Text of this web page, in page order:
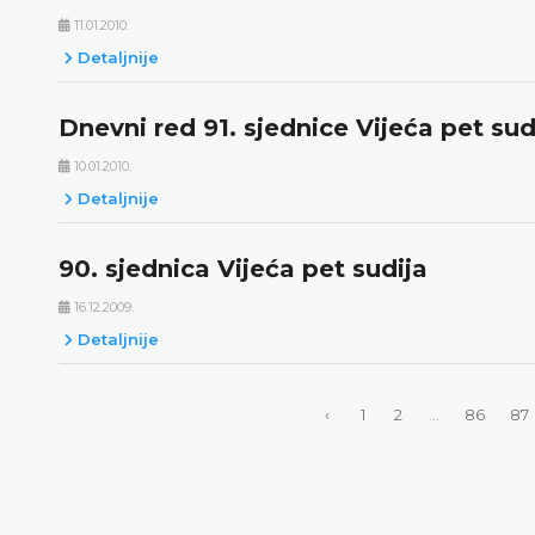
11.01.2010.
Detaljnije
Dnevni red 91. sjednice Vijeća pet
10.01.2010.
Detaljnije
90. sjednica Vijeća pet sudija
16.12.2009.
Detaljnije
‹ 1 2 86 87